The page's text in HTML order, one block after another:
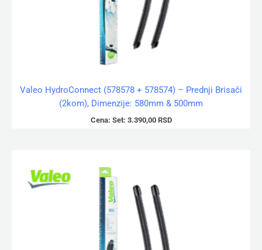
Valeo HydroConnect (578578 + 578574) – Prednji Brisači
(2kom), Dimenzije: 580mm & 500mm
Cena: Set: 3.390,00 RSD